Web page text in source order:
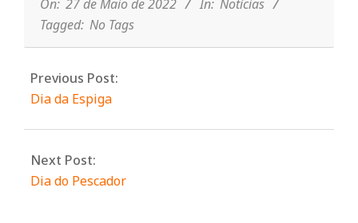
On: 27 de Maio de 2022 In: Notícias
Tagged: No Tags
Previous Post:
Dia da Espiga
Next Post:
Dia do Pescador